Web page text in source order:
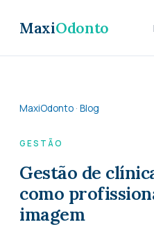
MaxiOdonto
MaxiOdonto · Blog
GESTÃO
Gestão de
como
imagem